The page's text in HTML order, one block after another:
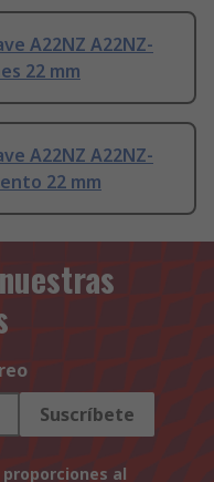
A22NZ A22NZ-
22 mm
A22NZ A22NZ-
22 mm
Suscríbete
al